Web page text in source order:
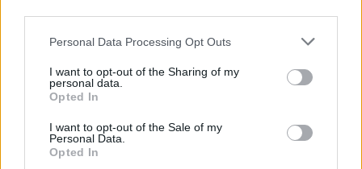
Please note that this website/app uses one or more Google
not limited to your visit or usage behaviour. You may click to
grant or deny consent to Google and its third-party tags to
use your data for below specified purposes in below Google
consent section.
Personal Data Processing Opt Outs
I want to opt-out of the Sharing of my
personal data.
Opted In
I want to opt-out of the Sale of my
Personal Data.
Opted In
BKK KM Építő Kft. Főmterv Mérnöki Tervező Zrt.
Látványos építési szakasz indult be a Flórián téri
felüljárón
ennek ellenére folyamatosan halad az aszfaltozás.